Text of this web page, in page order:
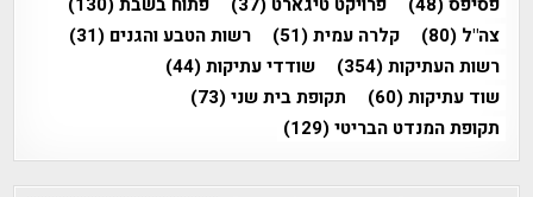
צה"ל (80) קלרה עמית(51) רשות הטבע והגנים (31)
רשות העתיקות(354) שודדי עתיקות(44)
שוד עתיקות(60) תקופת בית שני(73)
תקופת המנדט הבריטי(129)